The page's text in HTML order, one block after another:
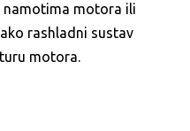
namotima motora ili
rashladni sustav
motora.